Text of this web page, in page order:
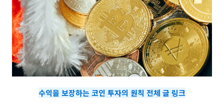
수익을 보장하는 코인 투자의 원칙 전체 글 링크